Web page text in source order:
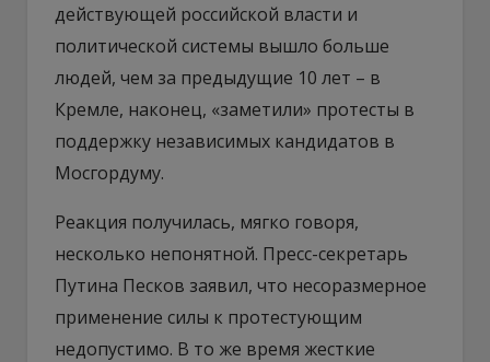
действующей российской власти и
политической системы вышло больше
людей, чем за предыдущие 10 лет – в
Кремле, наконец, «заметили» протесты в
поддержку независимых кандидатов в
Мосгордуму.
Реакция получилась, мягко говоря,
несколько непонятной. Пресс-секретарь
Путина Песков заявил, что несоразмерное
применение силы к протестующим
недопустимо. В то же время жесткие